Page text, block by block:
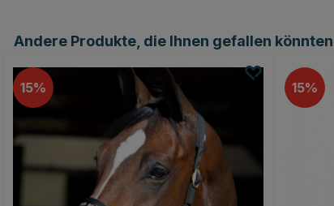
Andere Produkte, die Ihnen gefallen könnten
15 15